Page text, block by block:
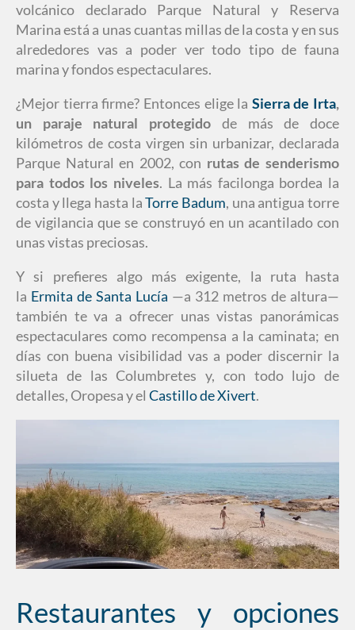
volcánico declarado Parque Natural y Reserva
Marina está a unas cuantas millas de la costa y en sus
alrededores vas a poder ver todo tipo de fauna
marina y fondos espectaculares.
¿Mejor tierra firme? Entonces elige la Sierra de Irta,
un paraje natural protegido de más de doce
kilómetros de costa virgen sin urbanizar, declarada
Parque Natural en 2002, con rutas de senderismo
para todos los niveles. La más facilonga bordea la
costa y llega hasta laTorre Badum, una antigua torre
de vigilancia que se construyó en un acantilado con
unas vistas preciosas.
Y si prefieres algo más exigente, la ruta hasta
la Ermita de Santa Lucía —a 312 metros de altura—
también te va a ofrecer unas vistas panorámicas
espectaculares como recompensa a la caminata; en
días con buena visibilidad vas a poder discernir la
silueta de las Columbretes y, con todo lujo de
detalles, Oropesa y el Castillo de Xivert.
Restaurantes y opciones